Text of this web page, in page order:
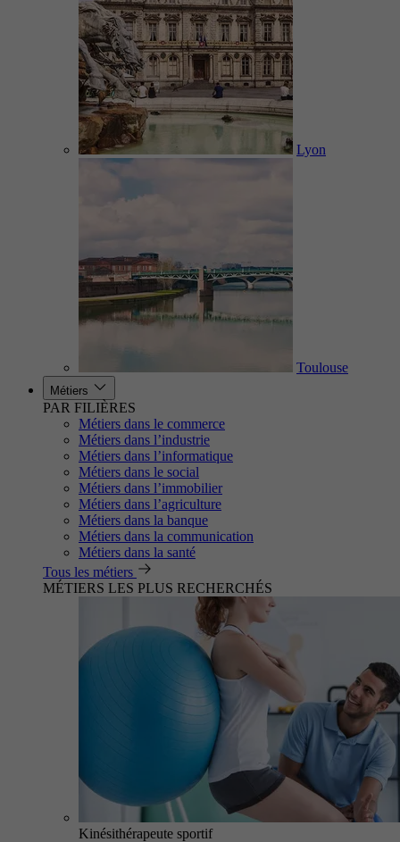
Lyon
Toulouse
Métiers
PAR FILIÈRES
Métiers dans le commerce
Métiers dans l’industrie
Métiers dans l’informatique
Métiers dans le social
Métiers dans l’immobilier
Métiers dans l’agriculture
Métiers dans la banque
Métiers dans la communication
Métiers dans la santé
Tous les métiers
MÉTIERS LES PLUS RECHERCHÉS
Kinésithérapeute sportif